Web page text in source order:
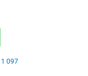
1 097